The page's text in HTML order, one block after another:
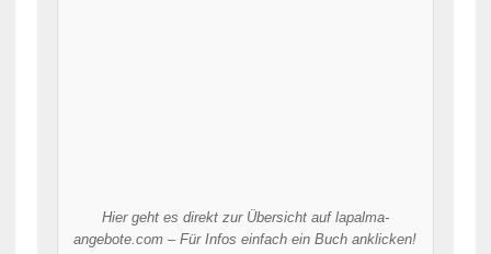
Hier geht es direkt zur Übersicht auf lapalma-
angebote.com – Für Infos einfach ein Buch anklicken!